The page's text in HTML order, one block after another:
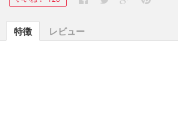
特徴 レビュー